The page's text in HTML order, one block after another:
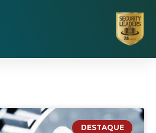
DESTAQUE